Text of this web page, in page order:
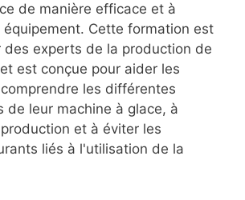
de manière efficace et à
Cette formation est
des experts de la production de
est conçue pour aider les
les différentes
de leur machine à glace, à
et à éviter les
liés à l'utilisation de la